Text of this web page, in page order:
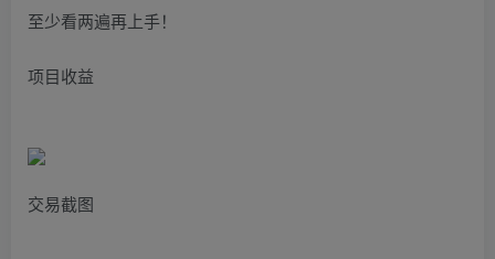
至少看两遍再上手！
项目收益
交易截图